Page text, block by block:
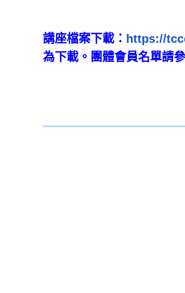
講座檔案下載： https://
為下載。 團體會員名單請